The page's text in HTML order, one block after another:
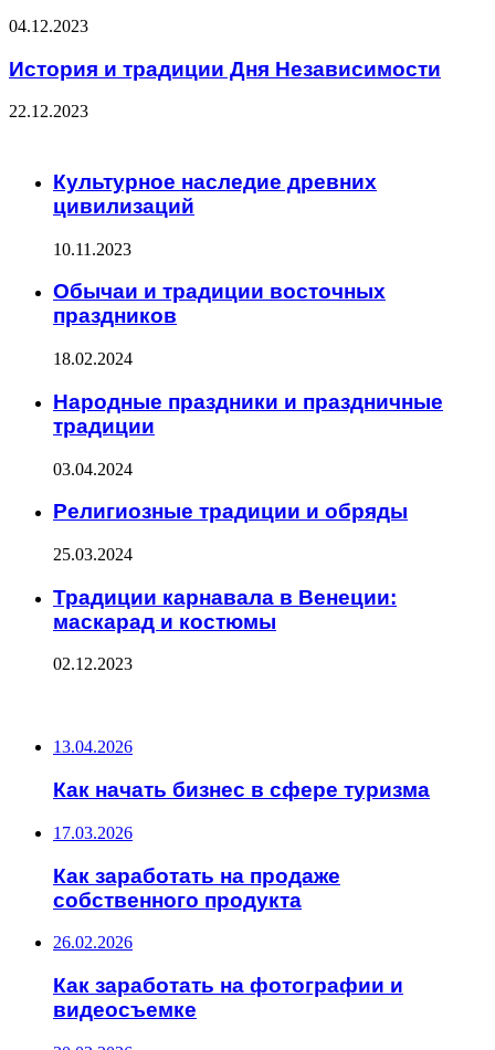
04.12.2023
История и традиции Дня Независимости
22.12.2023
Культурное наследие древних
цивилизаций
10.11.2023
Обычаи и традиции восточных
праздников
18.02.2024
Народные праздники и праздничные
традиции
03.04.2024
Религиозные традиции и обряды
25.03.2024
Традиции карнавала в Венеции:
маскарад и костюмы
02.12.2023
13.04.2026
Как начать бизнес в сфере туризма
17.03.2026
Как заработать на продаже
собственного продукта
26.02.2026
Как заработать на фотографии и
видеосъемке